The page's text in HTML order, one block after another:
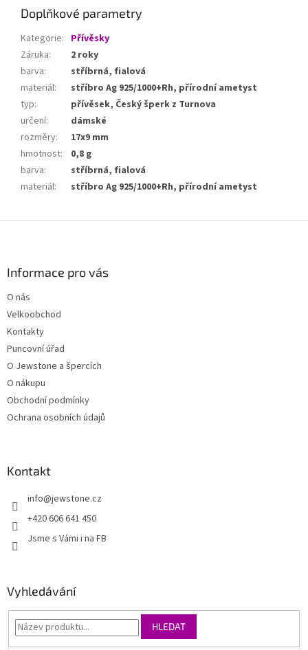
Doplňkové parametry
Kategorie: Přívěsky
Záruka:
2 roky
barva:
stříbrná, fialová
materiál:
stříbro Ag 925/1000+Rh, přírodní ametyst
typ:
přívěsek, Český šperk z Turnova
určení:
dámské
rozměry:
17x9 mm
hmotnost:
0,8 g
barva:
stříbrná, fialová
materiál: stříbro Ag 925/1000+Rh, přírodní ametyst
Informace pro vás
O nás
Velkoobchod
Kontakty
Puncovní úřad
O Jewstone a špercích
O nákupu
Obchodní podmínky
Ochrana osobních údajů
Kontakt
info@jewstone.cz
+420 606 641 450
Jsme s Vámi i na FB
Vyhledávání
HLEDAT